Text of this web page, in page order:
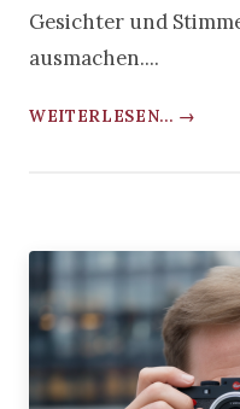
Gesichter und
ausmachen....
WEITERLESEN... →